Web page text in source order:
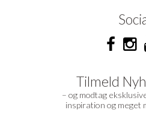
Tilmeld
– og modtag
inspiration og meget